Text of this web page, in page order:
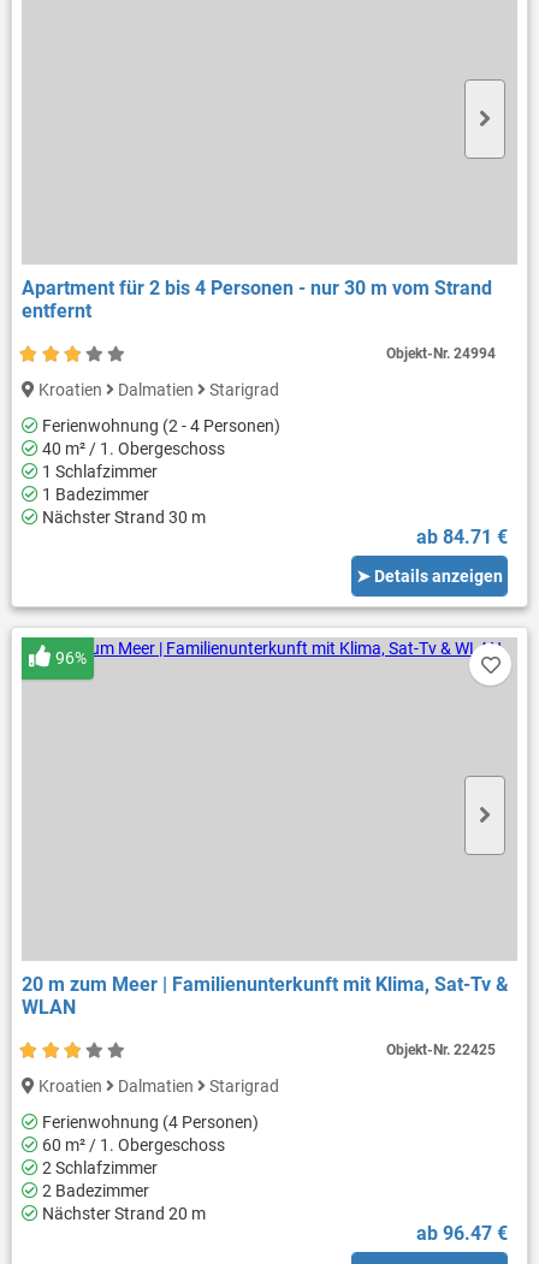
Apartment für 2 bis 4 Personen - nur 30 m vom Strand
entfernt
Kroatien Dalmatien
Starigrad
Ferienwohnung (2 - 4 Personen)
40 m² / 1. Obergeschoss
1 Schlafzimmer
1 Badezimmer
Nächster Strand 30 m
ab 84.71 €
➤ Details anzeigen
Objekt-Nr.24994
20 m zum Meer | Familienunterkunft mit Klima, Sat-Tv &
WLAN
96%
Kroatien Dalmatien
Starigrad
Ferienwohnung (4 Personen)
60 m² / 1. Obergeschoss
2 Schlafzimmer
2 Badezimmer
Nächster Strand 20 m
ab 96.47 €
Objekt-Nr.22425